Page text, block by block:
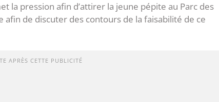
la pression afin d’attirer la jeune pépite au Parc des
de discuter des contours de la faisabilité de ce
APRÈS CETTE PUBLICITÉ